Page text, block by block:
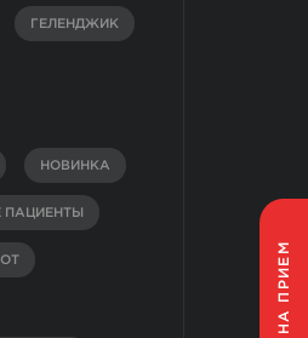
НА ПРИЕМ
ГЕЛЕНДЖИК
НОВИНКА
ПАЦИЕНТЫ